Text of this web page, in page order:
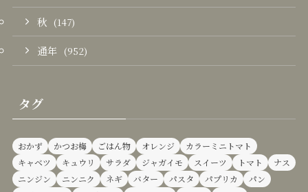
秋 (147)
通年 (952)
タグ
おかず かつお梅 ごはん物 オレンジ
カラーミニトマト
キャベツ
キュウリ サラダ ジャガイモ スイーツ トマト
ナス
ニンジン
ニンニク ネギ バター パスタ パプリカ
パン